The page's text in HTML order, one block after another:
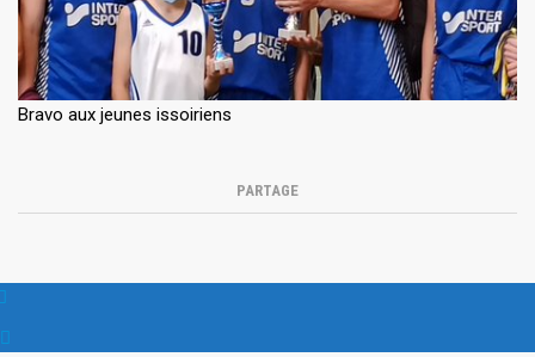
Bravo aux jeunes issoiriens
PARTAGE